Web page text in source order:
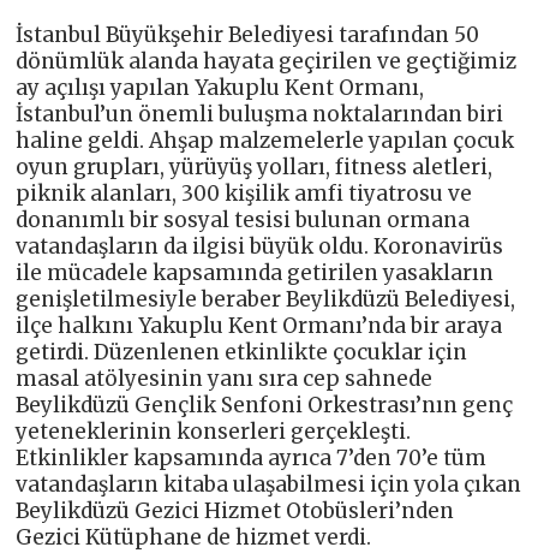
İstanbul Büyükşehir Belediyesi tarafından 50
dönümlük alanda hayata geçirilen ve geçtiğimiz
ay açılışı yapılan Yakuplu Kent Ormanı,
İstanbul’un önemli buluşma noktalarından biri
haline geldi. Ahşap malzemelerle yapılan çocuk
oyun grupları, yürüyüş yolları, fitness aletleri,
piknik alanları, 300 kişilik amfi tiyatrosu ve
donanımlı bir sosyal tesisi bulunan ormana
vatandaşların da ilgisi büyük oldu. Koronavirüs
ile mücadele kapsamında getirilen yasakların
genişletilmesiyle beraber Beylikdüzü Belediyesi,
ilçe halkını Yakuplu Kent Ormanı’nda bir araya
getirdi. Düzenlenen etkinlikte çocuklar için
masal atölyesinin yanı sıra cep sahnede
Beylikdüzü Gençlik Senfoni Orkestrası’nın genç
yeteneklerinin konserleri gerçekleşti.
Etkinlikler kapsamında ayrıca 7’den 70’e tüm
vatandaşların kitaba ulaşabilmesi için yola çıkan
Beylikdüzü Gezici Hizmet Otobüsleri’nden
Gezici Kütüphane de hizmet verdi.